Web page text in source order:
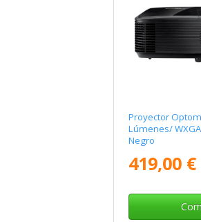
Proyector
Lúmenes/
Negro
419,00 €